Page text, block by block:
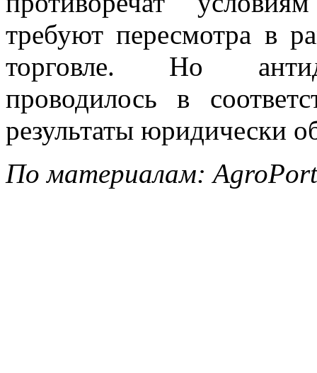
требуют пересмотра в
торговле. Но
проводилось в
результаты юридически
По материалам: